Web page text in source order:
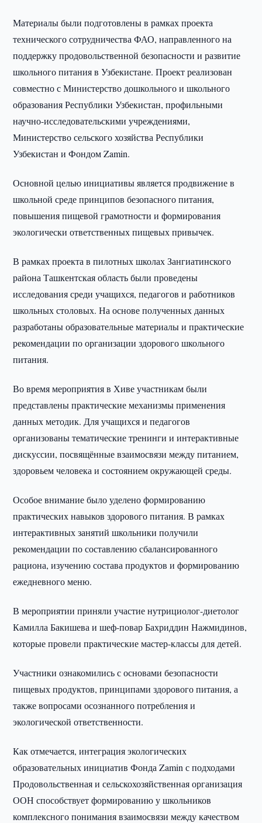
Материалы были подготовлены в рамках проекта
технического сотрудничества ФАО, направленного на
поддержку продовольственной безопасности и развитие
школьного питания в Узбекистане. Проект реализован
совместно с Министерство дошкольного и школьного
образования Республики Узбекистан, профильными
научно-исследовательскими учреждениями,
Министерство сельского хозяйства Республики
Узбекистан и Фондом Zamin.
Основной целью инициативы является продвижение в
школьной среде принципов безопасного питания,
повышения пищевой грамотности и формирования
экологически ответственных пищевых привычек.
В рамках проекта в пилотных школах Зангиатинского
района Ташкентская область были проведены
исследования среди учащихся, педагогов и работников
школьных столовых. На основе полученных данных
разработаны образовательные материалы и практические
рекомендации по организации здорового школьного
питания.
Во время мероприятия в Хиве участникам были
представлены практические механизмы применения
данных методик. Для учащихся и педагогов
организованы тематические тренинги и интерактивные
дискуссии, посвящённые взаимосвязи между питанием,
здоровьем человека и состоянием окружающей среды.
Особое внимание было уделено формированию
практических навыков здорового питания. В рамках
интерактивных занятий школьники получили
рекомендации по составлению сбалансированного
рациона, изучению состава продуктов и формированию
ежедневного меню.
В мероприятии приняли участие нутрициолог-диетолог
Камилла Бакишева и шеф-повар Бахриддин Нажмидинов,
которые провели практические мастер-классы для детей.
Участники ознакомились с основами безопасности
пищевых продуктов, принципами здорового питания, а
также вопросами осознанного потребления и
экологической ответственности.
Как отмечается, интеграция экологических
образовательных инициатив Фонда Zamin с подходами
Продовольственная и сельскохозяйственная организация
ООН способствует формированию у школьников
комплексного понимания взаимосвязи между качеством